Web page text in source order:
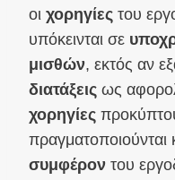
οι χορηγίες του
υπόκεινται σε
μισθών, εκτός αν
διατάξεις ως
χορηγίες
πραγματοποιούνται
συμφέρον του